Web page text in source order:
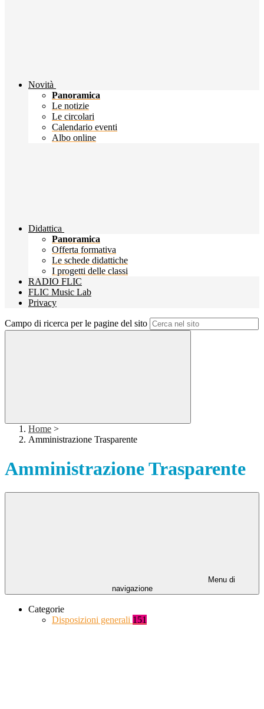
Novità
Panoramica
Le notizie
Le circolari
Calendario eventi
Albo online
Didattica
Panoramica
Offerta formativa
Le schede didattiche
I progetti delle classi
RADIO FLIC
FLIC Music Lab
Privacy
Campo di ricerca per le pagine del sito
Home >
Amministrazione Trasparente
Amministrazione Trasparente
Menu di
navigazione
Categorie
Disposizioni generali 151